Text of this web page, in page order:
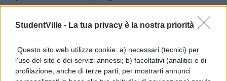
StudentVille - La tua privacy è la nostra priorità
Questo sito web utilizza cookie: a) necessari (tecnici) per
l'uso del sito e dei servizi annessi; b) facoltativi (analitici e di
profilazione, anche di terze parti, per mostrarti annunci
accademici temono che la mancanza di
una riduzione delle assunzioni, con un
impatto negativo sulla ricerca. “Saranno